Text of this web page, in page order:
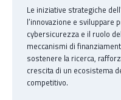
Le iniziative strategiche
l’innovazione e sviluppare
cybersicurezza e il ruolo
meccanismi di
sostenere la ricerca,
crescita di un ecosistema
competitivo.